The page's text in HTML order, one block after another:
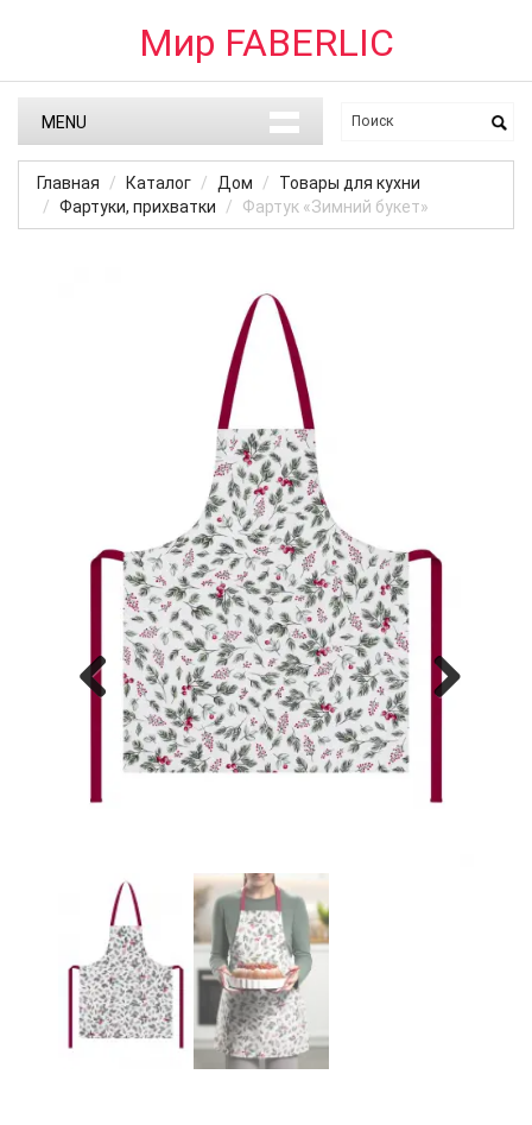
Мир FABERLIC
MENU
Главная Каталог Дом
Товары для кухни
Фартуки, прихватки
Фартук «Зимний букет»